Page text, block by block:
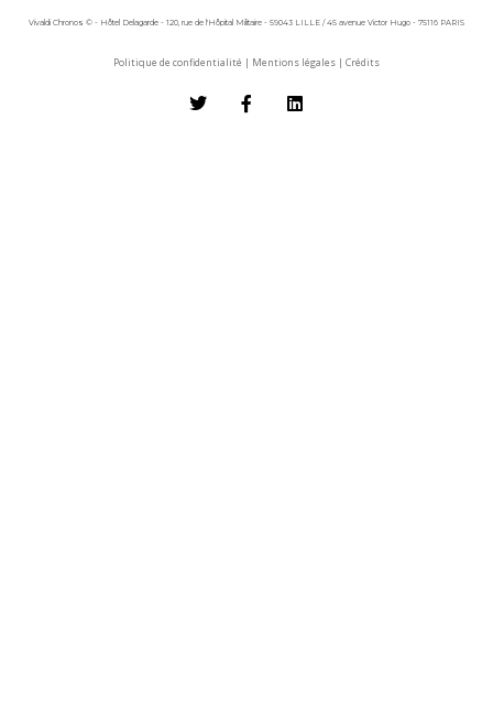
Vivaldi Chronos © - Hôtel Delagarde - 120, rue de l'Hôpital Militaire - 59043 LILLE / 45 avenue Victor Hugo - 75116 PARIS
Politique de confidentialité | Mentions légales | Crédits